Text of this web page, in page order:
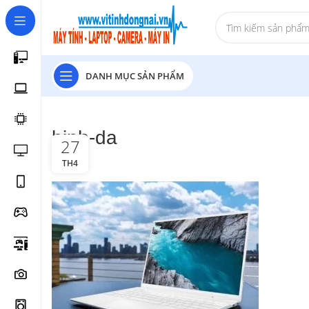
DANH MỤC SẢN PHẨM
binh-da
27
TH4